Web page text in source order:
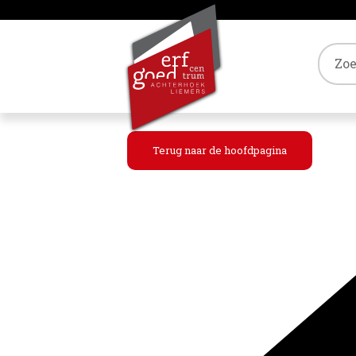
Terug naar de hoofdpagina